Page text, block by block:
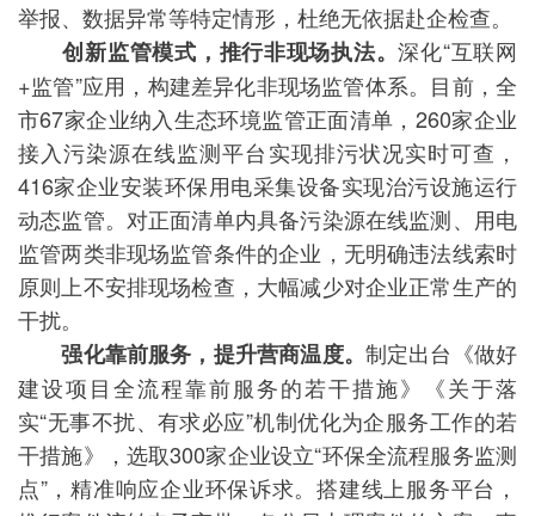
举报、数据异常等特定情形，杜绝无依据赴企检查。
创新监管模式，推行非现场执法。深化“互联网
+监管”应用，构建差异化非现场监管体系。目前，全
市67家企业纳入生态环境监管正面清单，260家企业
接入污染源在线监测平台实现排污状况实时可查，
416家企业安装环保用电采集设备实现治污设施运行
动态监管。对正面清单内具备污染源在线监测、用电
监管两类非现场监管条件的企业，无明确违法线索时
原则上不安排现场检查，大幅减少对企业正常生产的
干扰。
强化靠前服务，提升营商温度。 制定出台《做好
建设项目全流程靠前服务的若干措施》《关于落
实“无事不扰、有求必应”机制优化为企服务工作的若
干措施》，选取300家企业设立“环保全流程服务监测
点”，精准响应企业环保诉求。搭建线上服务平台，